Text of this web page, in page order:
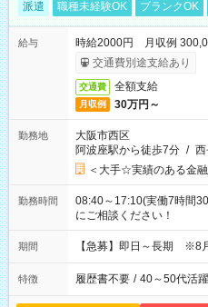
派遣 職種未経験OK ブランクOK
給与
時給2000円 月収例
交通費別途支給あり
交通費 全額支給
月収例 30万円～
勤務地
大阪市西区
阿波座駅から徒歩7分 /
＜大手☆実績のある金融
勤務時間
08:40～17:10(実働7時間
にご相談ください！
期間 【急募】即日～長期 ※8
特徴 履歴書不要 / 40～50代活